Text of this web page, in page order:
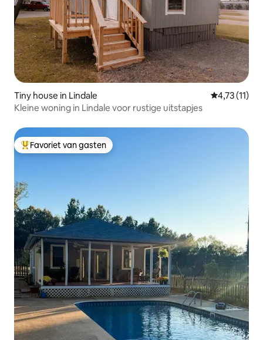
Tiny house in Lindale Gemiddelde
4,73 (11)
Kleine woning in Lindale voor rustige uitstapjes
Topfavoriet van gasten
Favoriet van gasten